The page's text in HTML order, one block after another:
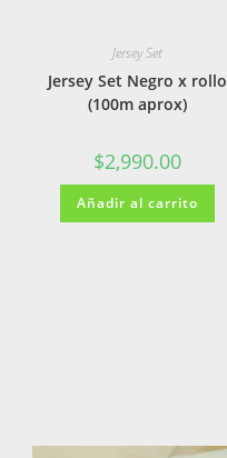
Jersey Set
Jersey Set Negro x rollo
(100m aprox)
$2,990.00
Añadir al carrito